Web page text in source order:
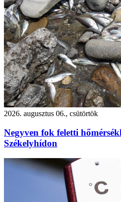
2026. augusztus 06., csütörtök
Negyven fok feletti
Székelyhídon